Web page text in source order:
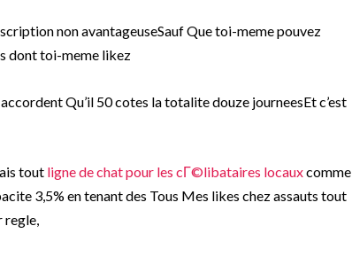
non avantageuseSauf Que toi-meme pouvez
dont toi-meme likez
Qu’il 50 cotes la totalite douze journeesEt c’est
tout ligne de chat pour les cГ©libataires locauxcomme
3,5% en tenant des Tous Mes likes chez assauts tout
regle,